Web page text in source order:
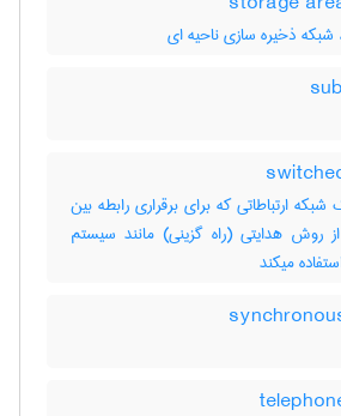
ذخیره سازی ناحیه ای
ارتباطاتی که برای برقراری رابطه بین
روش هدایتی (راه گزینی) مانند سیستم
میکند